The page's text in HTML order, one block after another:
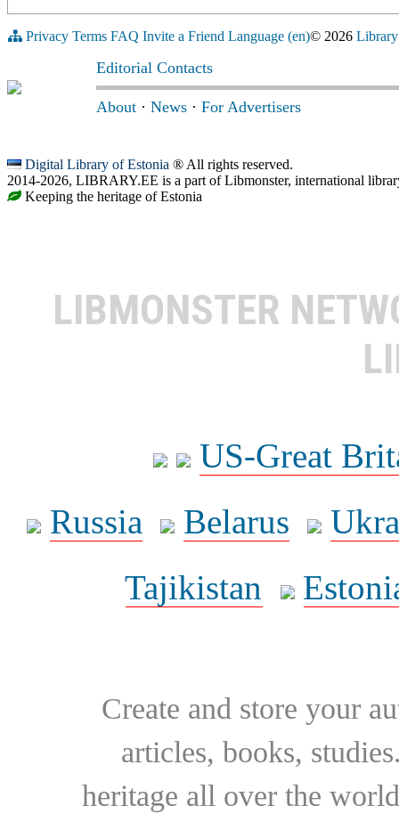
Privacy Terms FAQ Invite a Friend Language (en)© 2026
Editorial Contacts
About · News · For Advertisers
Digital Library of Estonia ® All rights reserved.
2014-2026, LIBRARY.EE is a part of Libmonster, international
Keeping the heritage of Estonia
LIBMONSTER
US-Great
Russia
Belarus
Tajikistan
Create and store your
articles, books,
heritage all over the